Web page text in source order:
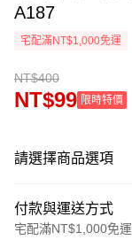
A187
宅配滿NT$1,000免運
NT$400
NT$99 限時特價
請選擇商品選項
付款與運送方式
宅配滿NT$1,000免運